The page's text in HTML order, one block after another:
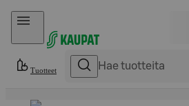
Hyppää sisältöön
Tuotteet